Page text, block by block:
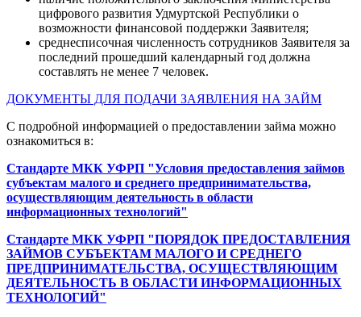
цифрового развития Удмуртской Республики о
возможности финансовой поддержки Заявителя;
среднесписочная численность сотрудников Заявителя за
последний прошедший календарный год должна
составлять не менее 7 человек.
ДОКУМЕНТЫ ДЛЯ ПОДАЧИ ЗАЯВЛЕНИЯ НА ЗАЙМ
С подробной информацией о предоставлении займа можно
ознакомиться в:
Стандарте МКК УФРП "Условия предоставления займов
субъектам малого и среднего предпринимательства,
осуществляющим деятельность в области
информационных технологий"
Стандарте МКК УФРП "ПОРЯДОК ПРЕДОСТАВЛЕНИЯ
ЗАЙМОВ СУБЪЕКТАМ МАЛОГО И СРЕДНЕГО
ПРЕДПРИНИМАТЕЛЬСТВА, ОСУЩЕСТВЛЯЮЩИМ
ДЕЯТЕЛЬНОСТЬ В ОБЛАСТИ ИНФОРМАЦИОННЫХ
ТЕХНОЛОГИЙ"